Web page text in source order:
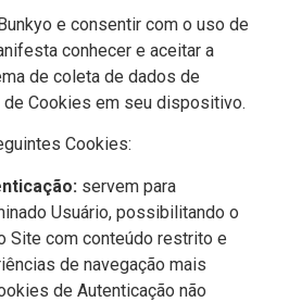
e consentir com o uso de
conhecer e aceitar a
de coleta de dados de
de Cookies em seu dispositivo.
Cookies:
servem para
Usuário, possibilitando o
Site com conteúdo restrito e
de navegação mais
de Autenticação não